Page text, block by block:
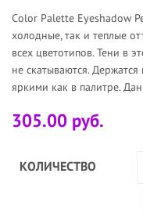
Color Palette Eyeshadow
холодные, так и теплые
всех цветотипов. Тени в
не скатываются.
яркими как в палитре.
305.00 руб.
КОЛИЧЕСТВО